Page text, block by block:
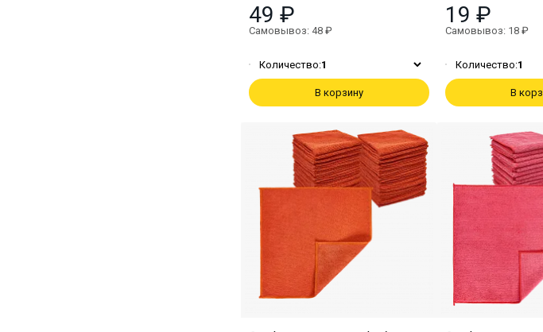
49 ₽
Самовывоз: 48 ₽
Количество:1
В корзину
19 ₽
Самовывоз: 18 ₽
Количество:1
В